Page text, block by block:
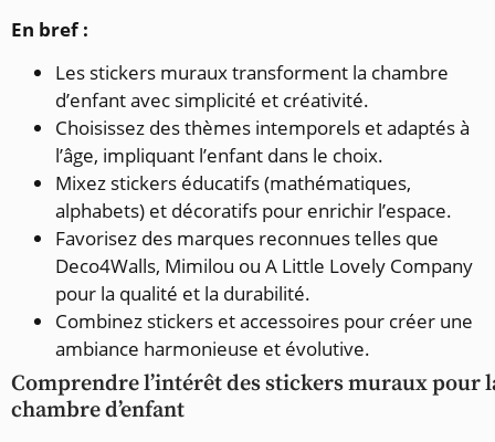
En bref :
Les stickers muraux transforment la chambre
d’enfant avec simplicité et créativité.
Choisissez des thèmes intemporels et adaptés à
l’âge, impliquant l’enfant dans le choix.
Mixez stickers éducatifs (mathématiques,
alphabets) et décoratifs pour enrichir l’espace.
Favorisez des marques reconnues telles que
Deco4Walls, Mimilou ou A Little Lovely Company
pour la qualité et la durabilité.
Combinez stickers et accessoires pour créer une
ambiance harmonieuse et évolutive.
Comprendre l’intérêt des stickers muraux pour
chambre d’enfant